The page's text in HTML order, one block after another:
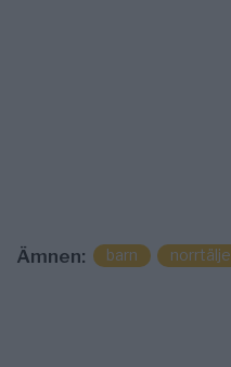
Ämnen: barn norrtälje